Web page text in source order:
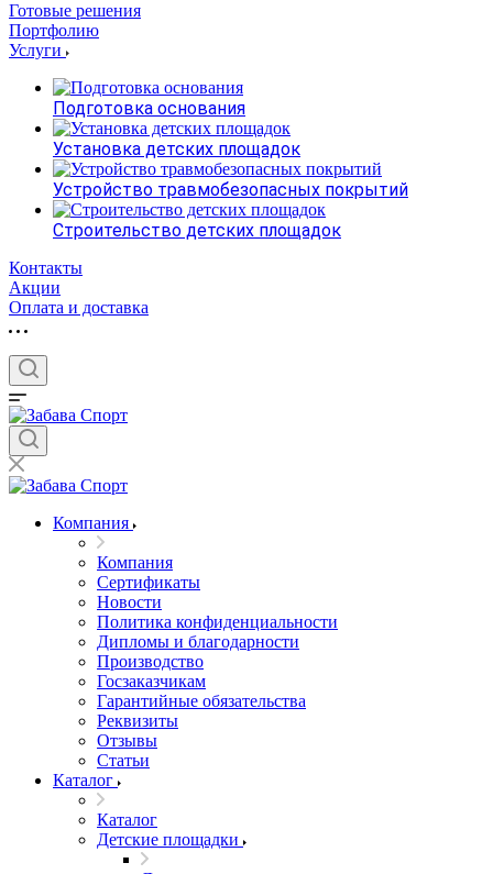
Готовые решения
Портфолию
Услуги
Подготовка основания
Установка детских площадок
Устройство травмобезопасных покрытий
Строительство детских площадок
Контакты
Акции
Оплата и доставка
Компания
Компания
Сертификаты
Новости
Политика конфиденциальности
Дипломы и благодарности
Производство
Госзаказчикам
Гарантийные обязательства
Реквизиты
Отзывы
Статьи
Каталог
Каталог
Детские площадки